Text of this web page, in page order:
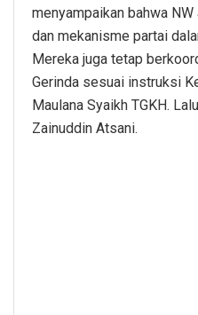
menyampaikan bahwa
dan mekanisme partai
Mereka juga tetap
Gerinda sesuai instruksi
Maulana Syaikh TGKH.
Zainuddin Atsani.